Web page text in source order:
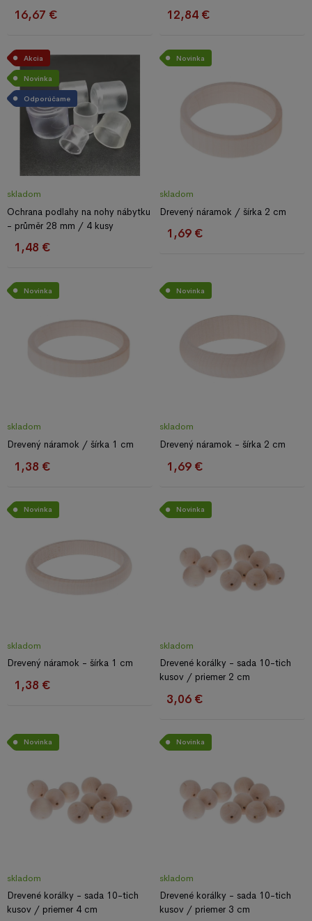
16,67 € 12,84 €
Akcia
Novinka
Odporúčame
skladom
Ochrana podlahy na nohy nábytku
- průměr 28 mm / 4 kusy
1,48 €
Novinka
skladom
Drevený náramok / šírka 2 cm
1,69 €
Novinka
skladom
Drevený náramok / šírka 1 cm
1,38 €
Novinka
skladom
Drevený náramok - šírka 2 cm
1,69 €
Novinka
skladom
Drevený náramok - šírka 1 cm
1,38 €
Novinka
skladom
Drevené korálky - sada 10-tich
kusov / priemer 2 cm
3,06 €
Novinka
skladom
Drevené korálky - sada 10-tich
kusov / priemer 4 cm
Novinka
skladom
Drevené korálky - sada 10-tich
kusov / priemer 3 cm